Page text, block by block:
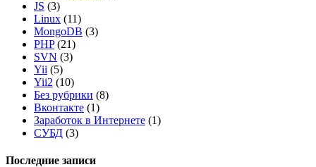
JS (3)
Linux (11)
MongoDB (3)
PHP(21)
SVN (3)
Yii (5)
Yii2 (10)
Без рубрики (8)
Вконтакте (1)
Заработок в Интернете (1)
СУБД (3)
Последние записи